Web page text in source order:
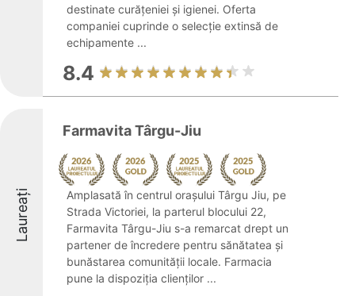
destinate curățeniei și igienei. Oferta
companiei cuprinde o selecție extinsă de
echipamente ...
8.4
Laureați
Farmavita Târgu-Jiu
Amplasată în centrul orașului Târgu Jiu, pe
Strada Victoriei, la parterul blocului 22,
Farmavita Târgu-Jiu s-a remarcat drept un
partener de încredere pentru sănătatea și
bunăstarea comunității locale. Farmacia
pune la dispoziția clienților ...